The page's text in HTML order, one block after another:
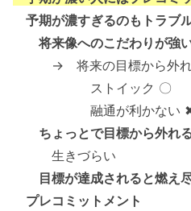
予期が濃すぎるのもトラブ
将来像へのこだわりが強
→ 将来の目標から外れ
ストイック 〇
融通が利かない
ちょっとで目標から外れ
生きづらい
目標が達成されると燃え
プレコミットメント